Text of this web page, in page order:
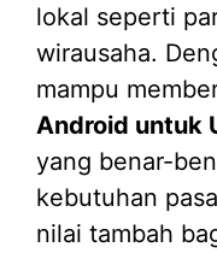
lokal seperti
wirausaha.
mampu
Android untuk
yang benar-
kebutuhan
nilai tambah